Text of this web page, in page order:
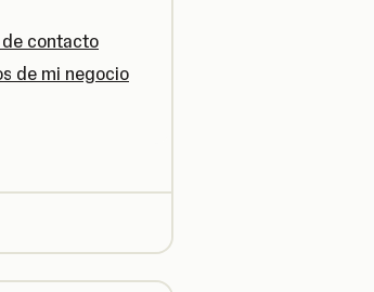
contacto
de mi negocio